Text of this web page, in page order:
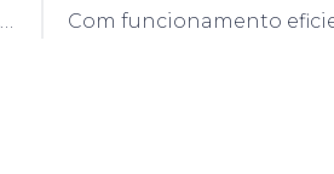
BOLETIM EPIDEMIOLÓGICO DO DIA 28/09/2021